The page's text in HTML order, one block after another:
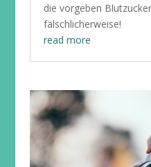
die vorgeben
fälschlicherweise!
read more